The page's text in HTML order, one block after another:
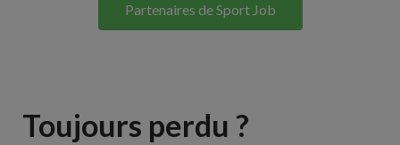
Partenaires de Sport Job
Toujours perdu ?